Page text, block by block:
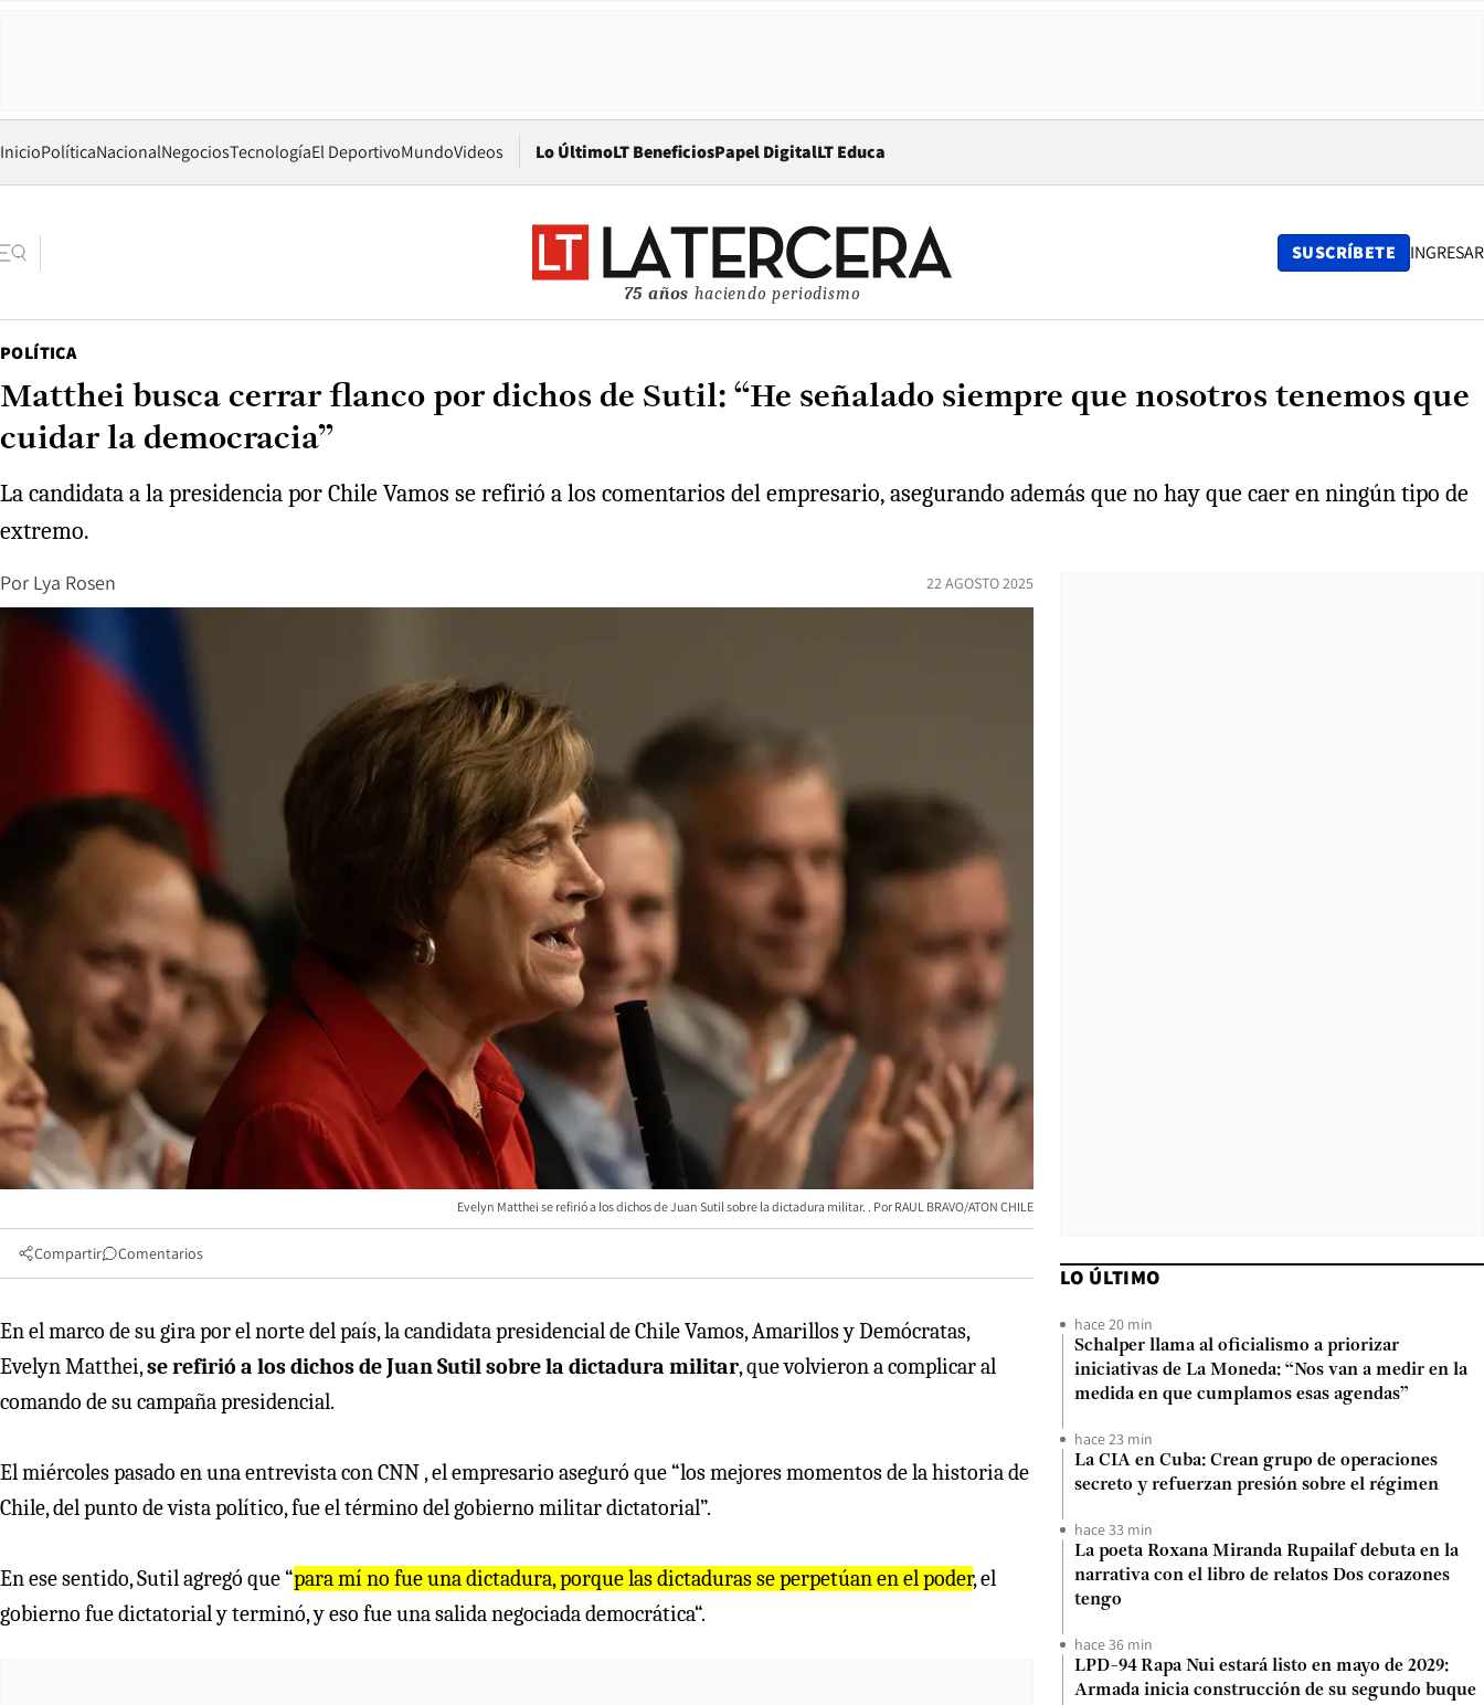
InicioPolíticaNacionalNegociosTecnologíaEl DeportivoMundoVideos Lo ÚltimoLT BeneficiosPapel DigitalOpens in new window
LT Educa
75 años haciendo periodismo
SUSCRÍBETE INGRESAR
POLÍTICA
Matthei busca cerrar flanco por dichos de Sutil: “He señalado siempre que nosotros tenemos que
cuidar la democracia”
La candidata a la presidencia por Chile Vamos se refirió a los comentarios del empresario, asegurando además que no hay que caer en ningún tipo de
extremo.
Por Lya Rosen 22 AGOSTO 2025
Evelyn Matthei se refirió a los dichos de Juan Sutil sobre la dictadura militar. RAUL BRAVO/ATON CHILE
Compartir Comentarios
En el marco de su gira por el norte del país, la candidata presidencial de Chile Vamos, Amarillos y Demócratas,
Evelyn Matthei,se refirió a los dichos de Juan Sutil sobre la dictadura militar, que volvieron a complicar al
comando de su campaña presidencial.
El miércoles pasado en una entrevista con CNN , el empresario aseguró que “los mejores momentos de la historia de
Chile, del punto de vista político, fue el término del gobierno militar dictatorial”.
En ese sentido, Sutil agregó que “para mí no fue una dictadura, porque las dictaduras se perpetúan en el poder, el
gobierno fue dictatorial y terminó, y eso fue una salida negociada democrática“.
LO ÚLTIMO
hace 20 min
Schalper llama al oficialismo a priorizar
iniciativas de La Moneda: “Nos van a medir en la
medida en que cumplamos esas agendas”
hace 23 min
La CIA en Cuba: Crean grupo de operaciones
secreto y refuerzan presión sobre el régimen
hace 33 min
La poeta Roxana Miranda Rupailaf debuta en la
narrativa con el libro de relatos Dos corazones
tengo
hace 36 min
LPD-94 Rapa Nui estará listo en mayo de 2029:
Armada inicia construcción de su segundo buque